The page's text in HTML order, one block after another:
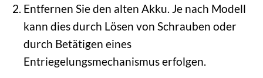
Entfernen Sie den alten Akku. Je nach Modell
kann dies durch Lösen von Schrauben oder
durch Betätigen eines
Entriegelungsmechanismus erfolgen.